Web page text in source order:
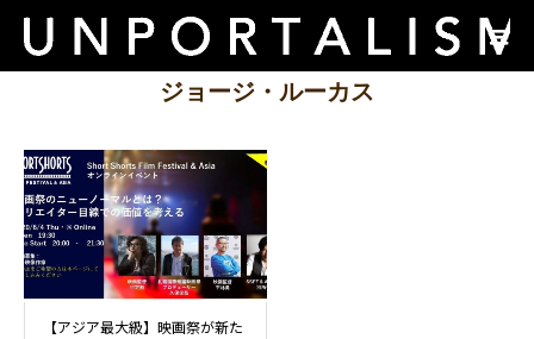
ジョージ・ルーカス
【アジア最大級】映画祭が新た